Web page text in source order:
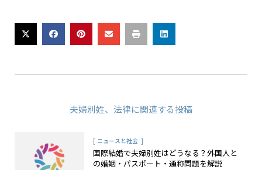
夫婦別姓、 法律に関連する投稿
[ ニュースと社会 ]
国際結婚で夫婦別姓はどうなる？外国人と
の婚姻・パスポート・通称問題を解説